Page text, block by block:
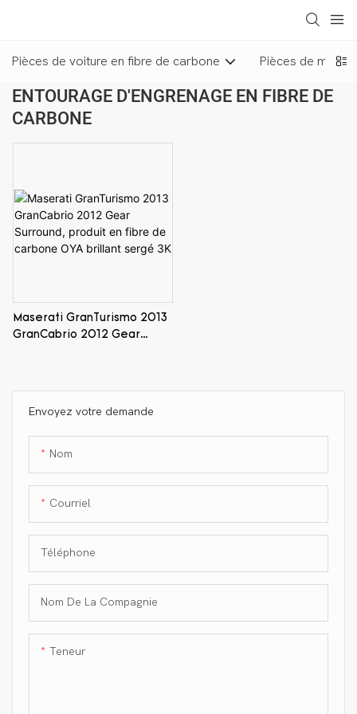
Pièces de voiture en fibre de carbone Pièces de moto
ENTOURAGE D'ENGRENAGE EN FIBRE DE
CARBONE
Envoyez votre demande
Nom
Courriel
Téléphone
Nom De La Compagnie
Teneur
Maserati GranTurismo 2013
GranCabrio 2012 Gear